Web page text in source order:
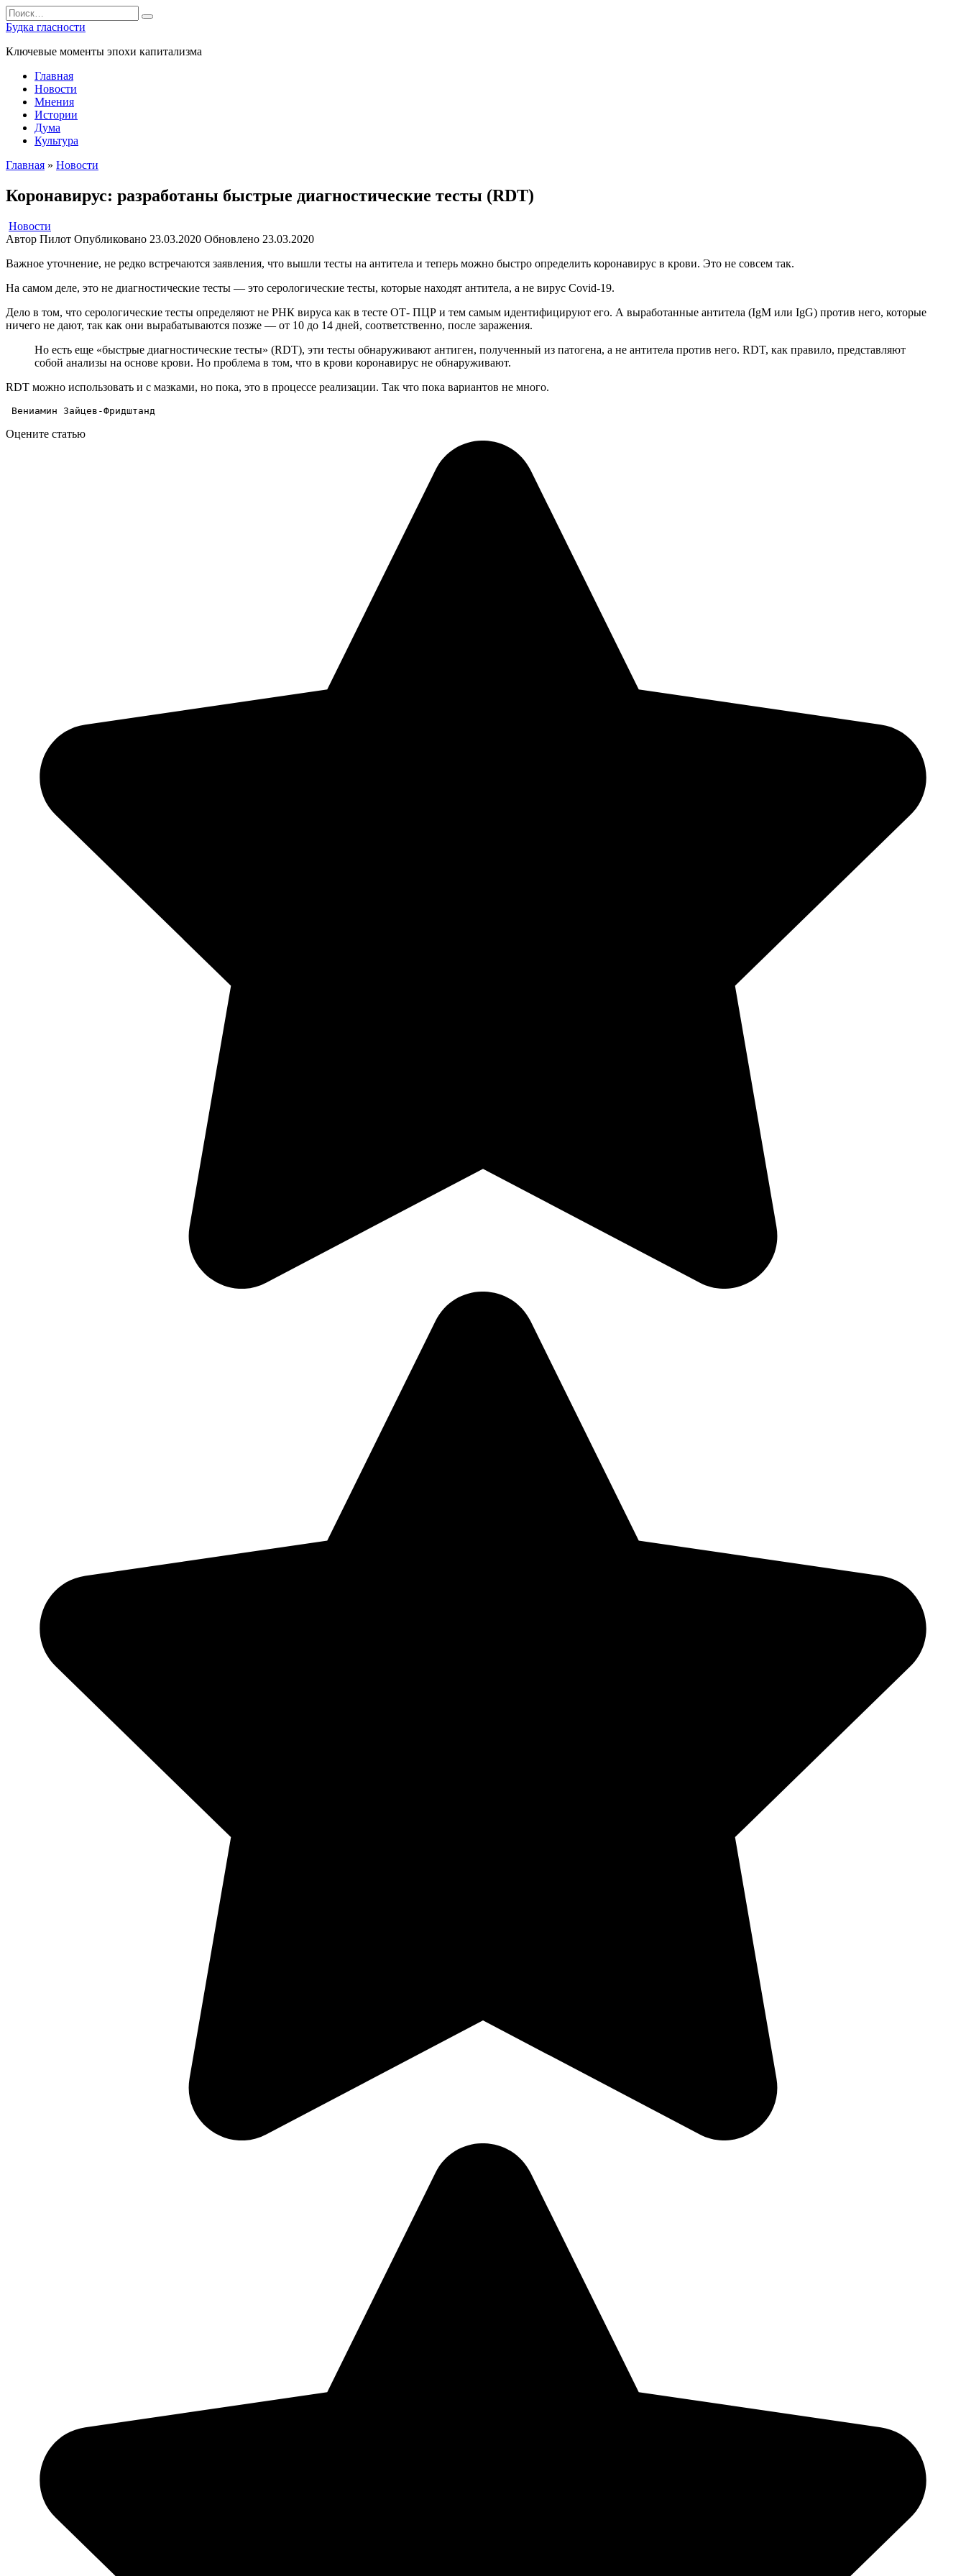
Перейти
к
содержанию
Search
for:
Будка гласности
Ключевые моменты эпохи капитализма
Главная
Новости
Мнения
Истории
Дума
Культура
Главная » Новости
Коронавирус: разработаны быстрые диагностические тесты (RDT)
Новости
Автор Пилот Опубликовано 23.03.2020 Обновлено 23.03.2020
Важное уточнение, не редко встречаются заявления, что вышли тесты на антитела и теперь можно быстро определить коронавирус в крови. Это не совсем так.
На самом деле, это не диагностические тесты — это серологические тесты, которые находят антитела, а не вирус Covid-19.
Дело в том, что серологические тесты определяют не РНК вируса как в тесте ОТ- ПЦР и тем самым идентифицируют его. А выработанные антитела (IgM или IgG) против него, которые
ничего не дают, так как они вырабатываются позже — от 10 до 14 дней, соответственно, после заражения.
Но есть еще «быстрые диагностические тесты» (RDT), эти тесты обнаруживают антиген, полученный из патогена, а не антитела против него. RDT, как правило, представляют
собой анализы на основе крови. Но проблема в том, что в крови коронавирус не обнаруживают.
RDT можно использовать и с мазками, но пока, это в процессе реализации. Так что пока вариантов не много.
Вениамин Зайцев-Фридштанд
Оцените статью